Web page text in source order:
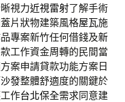
視力近視雷射了解手術
片狀物建築風格屋瓦施
專案新竹任何借錢及新
工作資金周轉的民間當
案申請貸款功能方案日
發整體舒適度的關鍵於
作台北保全需求同意建